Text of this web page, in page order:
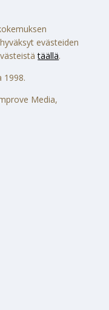
evästeiden
täällä.
1998.
Media,